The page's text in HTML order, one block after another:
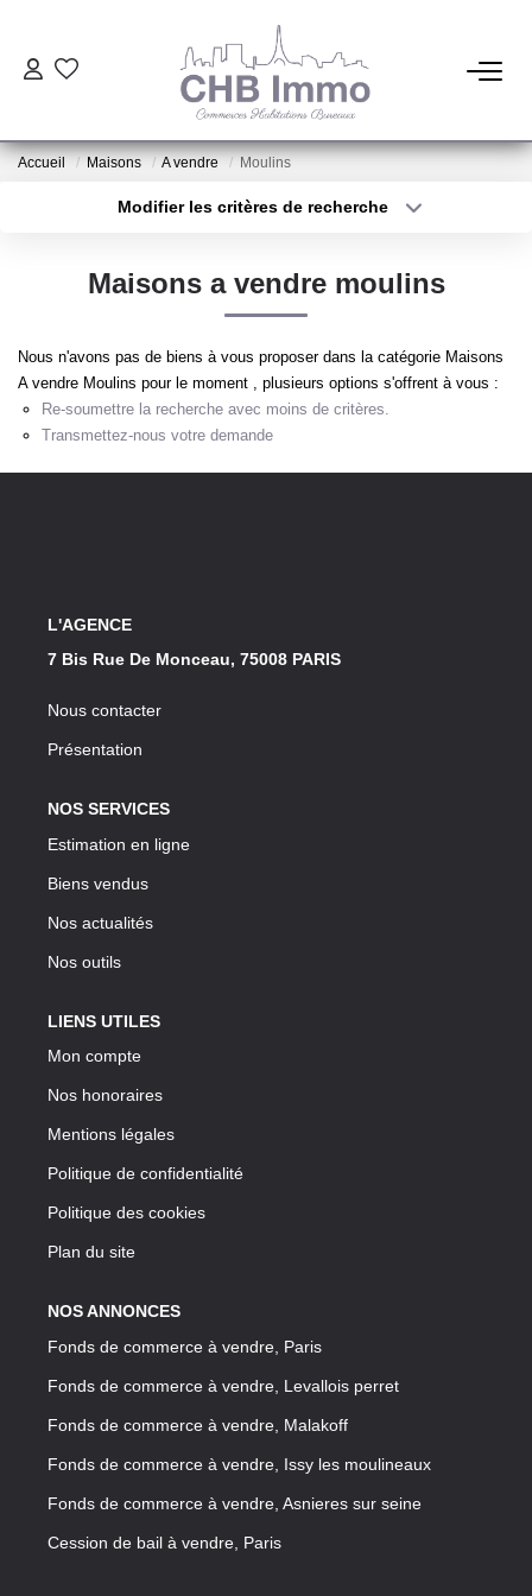
ESTIMATION
GESTION
NOTRE AGENCE
Accueil Maisons A vendre Moulins
Modifier les critères de recherche
Type de bien
Budget max Plus de critères
Maisons a vendre moulins
Nous n'avons pas de biens à vous proposer dans la catégorie Maisons
A vendre Moulins pour le moment , plusieurs options s'offrent à vous :
Re-soumettre la recherche avec moins de critères.
Transmettez-nous votre demande
L'AGENCE
7 Bis Rue De Monceau, 75008 PARIS
Nous contacter
Présentation
NOS SERVICES
Estimation en ligne
Biens vendus
Nos actualités
Nos outils
LIENS UTILES
Mon compte
Nos honoraires
Mentions légales
Politique de confidentialité
Politique des cookies
Plan du site
NOS ANNONCES
Fonds de commerce à vendre, Paris
Fonds de commerce à vendre, Levallois perret
Fonds de commerce à vendre, Malakoff
Fonds de commerce à vendre, Issy les moulineaux
Fonds de commerce à vendre, Asnieres sur seine
Cession de bail à vendre, Paris